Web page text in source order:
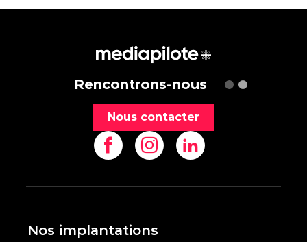
Rencontrons-nous
Nous contacter
Nos implantations